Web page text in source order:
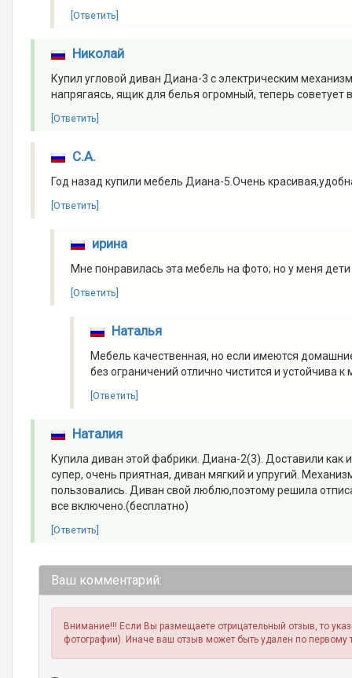
[Ответить]
Николай
Купил угловой диван Диана-3 с электрическим
напрягаясь, ящик для белья огромный, теперь
[Ответить]
С.А.
Год назад купили мебель Диана-5.Очень
[Ответить]
ирина
Мне понравилась эта мебель на фото; но у меня
[Ответить]
Наталья
Мебель качественная, но если имеются
без ограничений отлично чистится и устойчива
[Ответить]
Наталия
Купила диван этой фабрики. Диана-2(3). Доставили как
супер, очень приятная, диван мягкий и упругий.
пользовались. Диван свой люблю,поэтому решила
все включено.(бесплатно)
[Ответить]
Ваш комментарий:
Внимание!!! Если Вы размещаете отрицательный отзыв, то
фотографии). Иначе ваш отзыв может быть удален по первому